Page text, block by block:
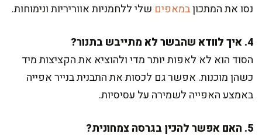
נסו את המתכוןבמאפים שלי ללחמניות אווריריות ונימוחות.
4. איך לוודא שהבשר לא מתייבש בתנור?
הסוד הוא לא לאפות יותר מדי ולהוציא את הקציצות מיד
כשהן מוכנות. אפשר גם לכסות את התבנית בנייר אפייה
באמצע האפייה לשמירה על עסיסיות.
5. האם אפשר להכין בגרסה צמחונית?